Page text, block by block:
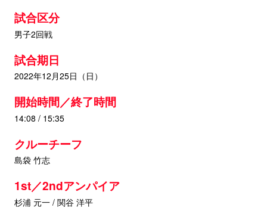
試合区分
男子2回戦
試合期日
2022年12月25日（日）
開始時間／終了時間
14:08 / 15:35
クルーチーフ
島袋 竹志
1st／2ndアンパイア
杉浦 元一 / 関谷 洋平